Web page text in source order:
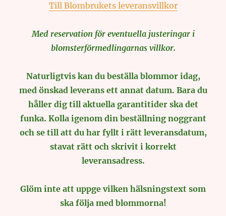
Till Blombrukets leveransvillkor
Med reservation för eventuella justeringar i
blomsterförmedlingarnas villkor.
Naturligtvis kan du beställa blommor idag,
med önskad leverans ett annat datum. Bara du
håller dig till aktuella garantitider ska det
funka. Kolla igenom din beställning noggrant
och se till att du har fyllt i rätt leveransdatum,
stavat rätt och skrivit i korrekt
leveransadress.
Glöm inte att uppge vilken hälsningstext som
ska följa med blommorna!